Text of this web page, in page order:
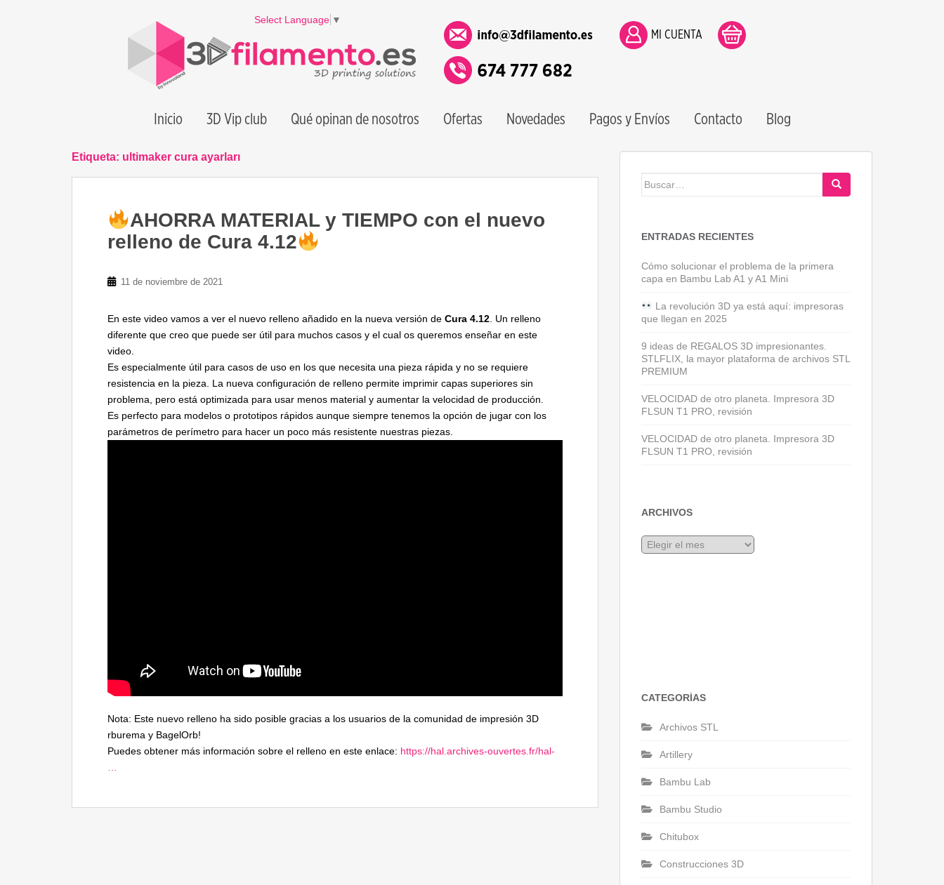
Select Language ▼
MI CUENTA
Inicio 3D Vip club Qué opinan de nosotros Ofertas Novedades Pagos y Envíos Contacto Blog
Etiqueta: ultimaker cura ayarları
AHORRA MATERIAL y TIEMPO con el nuevo
relleno de Cura 4.12
11 de noviembre de 2021
En este video vamos a ver el nuevo relleno añadido en la nueva versión de Cura 4.12. Un relleno
diferente que creo que puede ser útil para muchos casos y el cual os queremos enseñar en este
video.
Es especialmente útil para casos de uso en los que necesita una pieza rápida y no se requiere
resistencia en la pieza. La nueva configuración de relleno permite imprimir capas superiores sin
problema, pero está optimizada para usar menos material y aumentar la velocidad de producción.
Es perfecto para modelos o prototipos rápidos aunque siempre tenemos la opción de jugar con los
parámetros de perímetro para hacer un poco más resistente nuestras piezas.
Nota: Este nuevo relleno ha sido posible gracias a los usuarios de la comunidad de impresión 3D
rburema y BagelOrb!
Puedes obtener más información sobre el relleno en este enlace: https://hal.archives-ouvertes.fr/hal-
…
Buscar:
ENTRADAS RECIENTES
Cómo solucionar el problema de la primera
capa en Bambu Lab A1 y A1 Mini
La revolución 3D ya está aquí: impresoras
que llegan en 2025
9 ideas de REGALOS 3D impresionantes.
STLFLIX, la mayor plataforma de archivos STL
PREMIUM
VELOCIDAD de otro planeta. Impresora 3D
FLSUN T1 PRO, revisión
VELOCIDAD de otro planeta. Impresora 3D
FLSUN T1 PRO, revisión
ARCHIVOS
Archivos
CATEGORÍAS
Archivos STL
Artillery
Bambu Lab
Bambu Studio
Chitubox
Construcciones 3D